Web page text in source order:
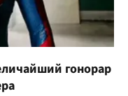
гонорар